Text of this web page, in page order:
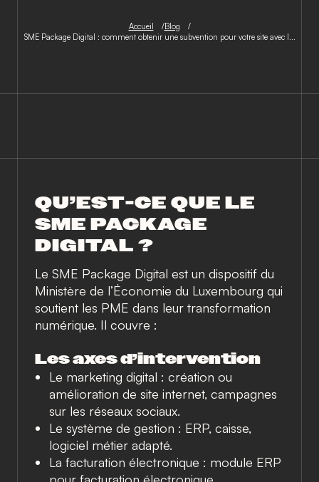
Accueil
Blog
SME Package Digital : comment obtenir une subvention pour votre site avec I...
QU’EST-CE QUE LE
SME PACKAGE
DIGITAL ?
Le SME Package Digital est un dispositif du
Ministère de l’Économie du Luxembourg qui
soutient les PME dans leur transformation
numérique. Il couvre :
Les axes d’intervention
Le marketing digital : création ou
amélioration de site internet, campagnes
sur les réseaux sociaux.
Le système de gestion : ERP, caisse,
logiciel métier adapté.
La facturation électronique : module ERP